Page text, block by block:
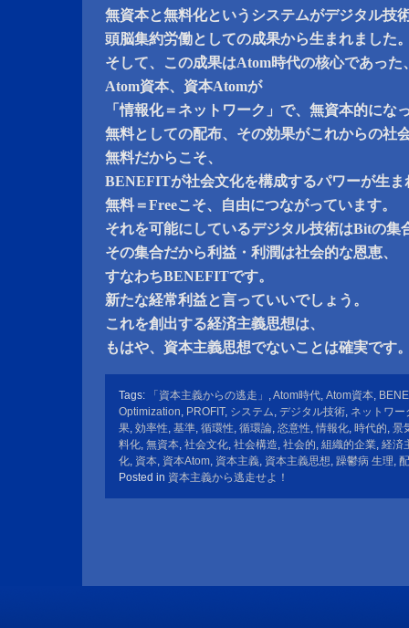
無資本と無料化というシステムがデジタル技
頭脳集約労働としての成果から生まれました
そして、この成果はAtom時代の核心であった
Atom資本、資本Atomが
「情報化＝ネットワーク」で、無資本的にな
無料としての配布、その効果がこれからの社
無料だからこそ、
BENEFITが社会文化を構成するパワーが生ま
無料＝Freeこそ、自由につながっています。
それを可能にしているデジタル技術はBitの集
その集合だから利益・利潤は社会的な恩恵、
すなわちBENEFITです。
新たな経常利益と言っていいでしょう。
これを創出する経済主義思想は、
もはや、資本主義思想でないことは確実です
Tags: 「資本主義からの逃走」 ,Atom時代, Atom資本,
Optimization, PROFIT, システム, デジタル技術, ネットワー
果, 効率性, 基準, 循環性, 循環論, 恣意性,情報化, 時代的, 景
料化, 無資本, 社会文化, 社会構造, 社会的, 組織的企業, 経済
化, 資本, 資本Atom, 資本主義, 資本主義思想, 躁鬱病 生理,
Posted in 資本主義から逃走せよ！